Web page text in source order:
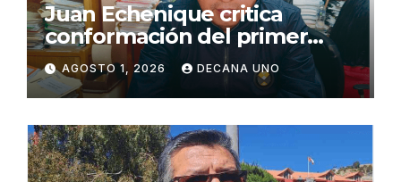
Juan Echenique critica
conformación del primer
gabinete ministerial de Keiko
Fujimori
AGOSTO 1, 2026 DECANA UNO